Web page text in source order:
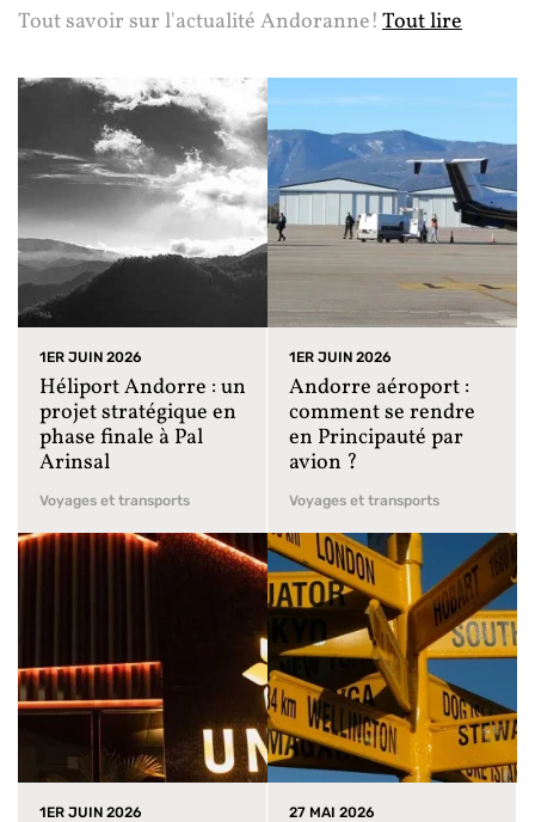
Tout savoir sur l'actualité Andoranne! Tout lire
1ER JUIN 2026
Héliport Andorre : un
projet stratégique en
phase finale à Pal
Arinsal
Voyages et transports
1ER JUIN 2026
Andorre aéroport :
comment se rendre
en Principauté par
avion ?
Voyages et transports
1ER JUIN 2026 27 MAI 2026